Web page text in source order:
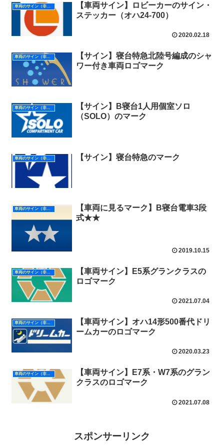
車両のサイン（非形式）
【車両サイン】ロビーカーのサイン・
ステッカー（オハ24-700）
2020.02.18
車両のサイン（非形式）
【サイン】寝台特急北陸号編成のシャ
ワー付き車両ロゴマーク
【サイン】B寝台1人用個室ソロ
（SOLO）のマーク
車両のサイン（非形式） 【サイン】寝台特急のマーク
車両のサイン（非形式）
【車両に見るマーク】B寝台電車3段
式★★
2019.10.15
車両のサイン（非形式）
【車両サイン】E5系グランクラスの
ロゴマーク
2021.07.04
車両のサイン（非形式）
【車両サイン】オハ14形500番代ドリ
ームカーのロゴマーク
2020.03.23
【車両サイン】E7系・W7系のグラン
クラスのロゴマーク
2021.07.08
スポンサーリンク